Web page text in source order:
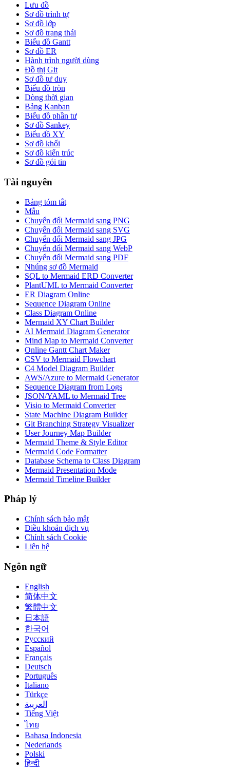
Lưu đồ
Sơ đồ trình tự
Sơ đồ lớp
Sơ đồ trạng thái
Biểu đồ Gantt
Sơ đồ ER
Hành trình người dùng
Đồ thị Git
Sơ đồ tư duy
Biểu đồ tròn
Dòng thời gian
Bảng Kanban
Biểu đồ phần tư
Sơ đồ Sankey
Biểu đồ XY
Sơ đồ khối
Sơ đồ kiến trúc
Sơ đồ gói tin
Tài nguyên
Bảng tóm tắt
Mẫu
Chuyển đổi Mermaid sang PNG
Chuyển đổi Mermaid sang SVG
Chuyển đổi Mermaid sang JPG
Chuyển đổi Mermaid sang WebP
Chuyển đổi Mermaid sang PDF
Nhúng sơ đồ Mermaid
SQL to Mermaid ERD Converter
PlantUML to Mermaid Converter
ER Diagram Online
Sequence Diagram Online
Class Diagram Online
Mermaid XY Chart Builder
AI Mermaid Diagram Generator
Mind Map to Mermaid Converter
Online Gantt Chart Maker
CSV to Mermaid Flowchart
C4 Model Diagram Builder
AWS/Azure to Mermaid Generator
Sequence Diagram from Logs
JSON/YAML to Mermaid Tree
Visio to Mermaid Converter
State Machine Diagram Builder
Git Branching Strategy Visualizer
User Journey Map Builder
Mermaid Theme & Style Editor
Mermaid Code Formatter
Database Schema to Class Diagram
Mermaid Presentation Mode
Mermaid Timeline Builder
Pháp lý
Chính sách bảo mật
Điều khoản dịch vụ
Chính sách Cookie
Liên hệ
Ngôn ngữ
English
简体中文
繁體中文
日本語
한국어
Русский
Español
Français
Deutsch
Português
Italiano
Türkçe
العربية
Tiếng Việt
ไทย
Bahasa Indonesia
Nederlands
Polski
हिन्दी